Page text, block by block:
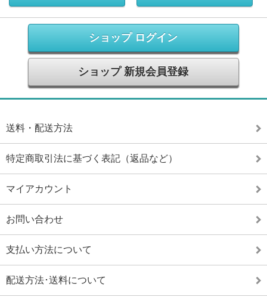
ショップ ログイン
ショップ 新規会員登録
送料・配送方法
特定商取引法に基づく表記（返品など）
マイアカウント
お問い合わせ
支払い方法について
配送方法･送料について